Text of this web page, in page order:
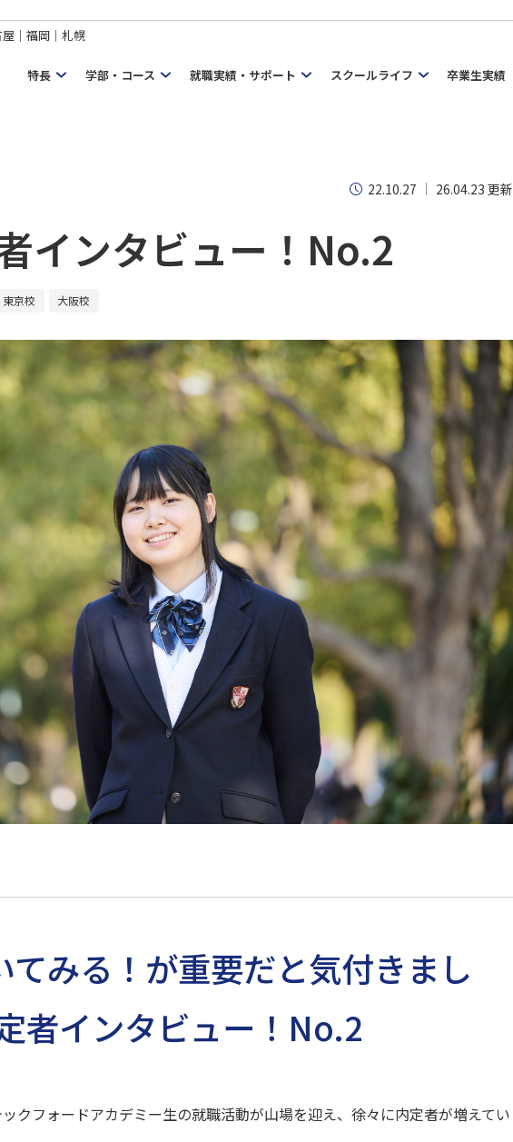
｜福岡｜札幌
特長 学部・コース 就職実績・サポート スクールライフ 卒業生実績
22.10.27 26.04.23 更新
インタビュー！No.2
東京校 大阪校
てみる！が重要だと気付きまし
者インタビュー！No.2
クフォードアカデミー生の就職活動が山場を迎え、徐々に内定者が増えてい